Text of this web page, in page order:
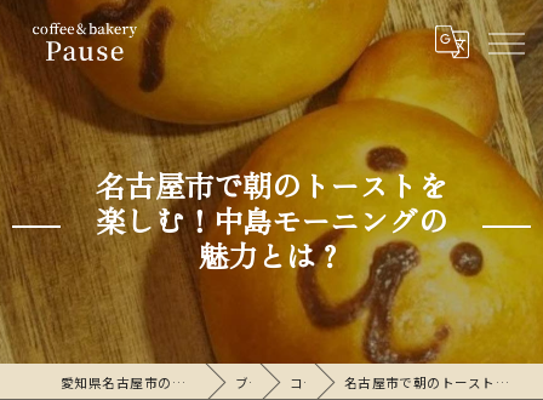
名古屋市で朝のトーストを
楽しむ！中島モーニングの
魅力とは？
愛知県名古屋市のカフェならcoffee&bakeryPause ブログ コラム 名古屋市で朝のトーストを楽しむ！中島モーニングの魅力とは？